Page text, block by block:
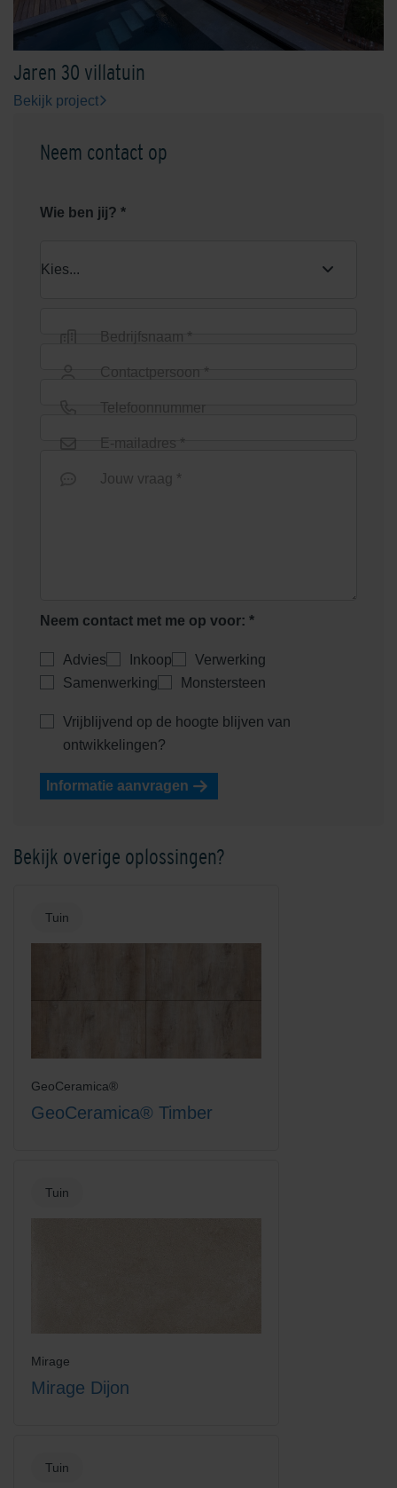
Jaren 30 villatuin
Bekijk project
Neem contact op
Wie ben jij? *
Bedrijfsnaam *
Contactpersoon *
Telefoonnummer
E-mailadres *
Jouw vraag *
Neem contact met me op voor: *
Advies Inkoop
Verwerking
Samenwerking
Monstersteen
Vrijblijvend op de hoogte blijven van
ontwikkelingen?
Informatie aanvragen
Bekijk overige oplossingen?
Tuin
GeoCeramica®
GeoCeramica® Timber
Tuin
Mirage
Mirage Dijon
Tuin